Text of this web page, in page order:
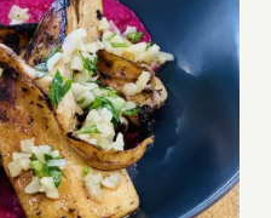
Risotto d’Oignons